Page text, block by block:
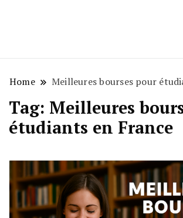
Techryn is a blog specialized in AI,
News, smartphones android and
and video tutorials
Home Meilleures bourses pour
Tag: Meilleures
étudiants en France